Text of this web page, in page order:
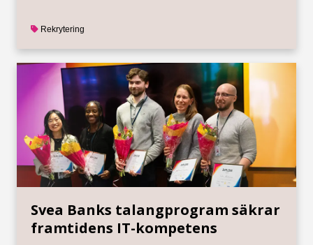
Rekrytering
Svea Banks talangprogram säkrar
framtidens IT-kompetens